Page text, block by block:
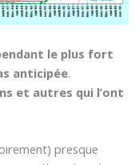
le plus fort
anticipée.
et autres qui l’ont
presque